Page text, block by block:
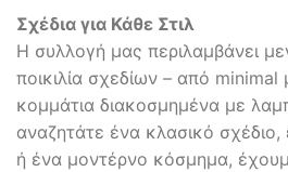
Σχέδια για Κάθε Στιλ
Η συλλογή μας περιλαμβάνει
ποικιλία σχεδίων – από minimal
κομμάτια διακοσμημένα με
αναζητάτε ένα κλασικό
ή ένα μοντέρνο κόσμημα,